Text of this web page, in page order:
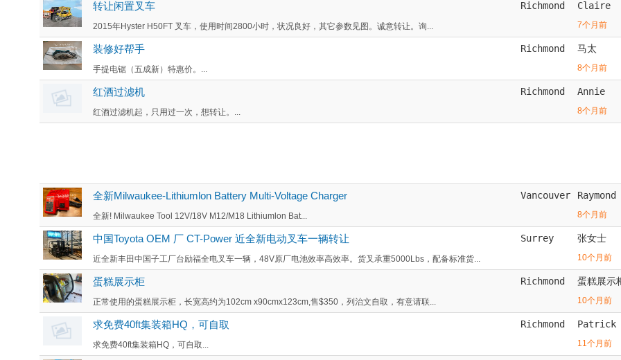
转让闲置叉车
2015年Hyster H50FT 叉车，使用时间2800小时，状况良好，其它参数见图。诚意转让。询...
Richmond Claire
7个月前
装修好帮手
手提电锯（五成新）特惠价。...
Richmond 马太
8个月前
红酒过滤机
红酒过滤机起，只用过一次，想转让。...
Richmond Annie
8个月前
全新Milwaukee-Lithiumlon Battery Multi-Voltage Charger
全新! Milwaukee Tool 12V/18V M12/M18 Lithiumlon Bat...
Vancouver Raymond
8个月前
中国Toyota OEM 厂 CT-Power 近全新电动叉车一辆转让
近全新丰田中国子工厂台励福全电叉车一辆，48V原厂电池效率高效率。货叉承重5000Lbs，配备标准货...
Surrey 张女士
10个月前
蛋糕展示柜
正常使用的蛋糕展示柜，长宽高约为102cm x90cmx123cm,售$350，列治文自取，有意请联...
Richmond 蛋糕展示
10个月前
求免费40ft集装箱HQ，可自取
求免费40ft集装箱HQ，可自取...
Richmond Patrick
11个月前